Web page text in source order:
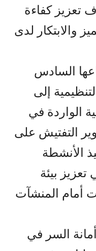
تعزيز كفاءة
والابتكار لدى
السادس
إلى
الواردة في
التفتيش على
الأنشطة
بيئة
أمام المنشآت
السر في